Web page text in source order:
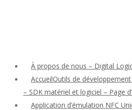
À propos de nous – Digital
AccueilOutils de
– SDK matériel et logiciel – Page
Application d’émulation NFC